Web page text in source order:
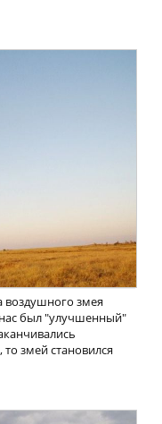
воздушного змея
был "улучшенный"
змей становился